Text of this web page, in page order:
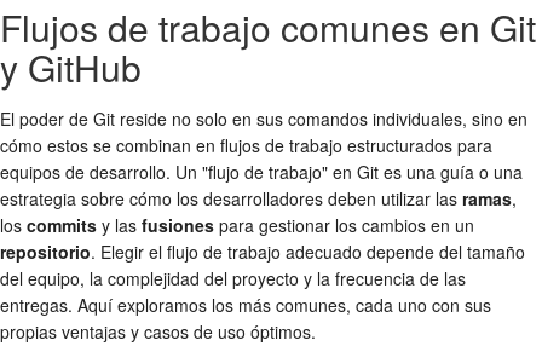
Flujos de trabajo comunes en Git
y GitHub
El poder de Git reside no solo en sus comandos individuales, sino en
cómo estos se combinan en flujos de trabajo estructurados para
equipos de desarrollo. Un "flujo de trabajo" en Git es una guía o una
estrategia sobre cómo los desarrolladores deben utilizar las ramas,
los commits y las fusiones para gestionar los cambios en un
repositorio. Elegir el flujo de trabajo adecuado depende del tamaño
del equipo, la complejidad del proyecto y la frecuencia de las
entregas. Aquí exploramos los más comunes, cada uno con sus
propias ventajas y casos de uso óptimos.